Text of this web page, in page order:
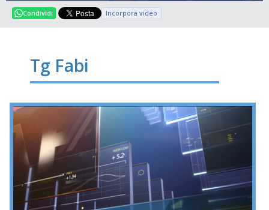
Condividi Incorpora video
Tg Fabi